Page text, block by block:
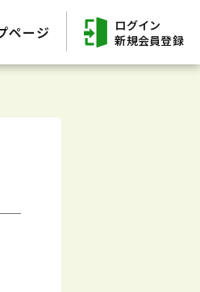
ページ
ログイン
新規会員登録